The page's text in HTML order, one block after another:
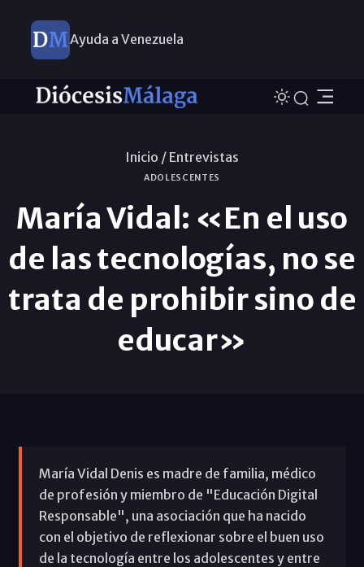
Ayuda a Venezuela
Inicio / Entrevistas
ADOLESCENTES
María Vidal: «En el uso
de las tecnologías, no se
trata de prohibir sino de
educar»
María Vidal Denis es madre de familia, médico
de profesión y miembro de "Educación Digital
Responsable", una asociación que ha nacido
con el objetivo de reflexionar sobre el buen uso
de la tecnología entre los adolescentes y entre